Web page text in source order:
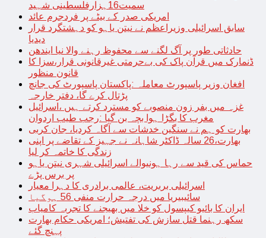
سمیت16ہزارفلسطینی شہید
امریکی صدر کے بیٹے پر فردجرم عائد
سابق اسرائیلی وزیراعظم نے نیتن یاہو کو دہشتگرد قرار
دیدیا
حادثاتی طور پر آگ لگنے سے محفوظ رہنے والا نیا ایندھن
ڈنمارک میں قرآن پاک کی بےحرمتی غیرقانونی قرار،سزا کا
قانون منظور
افغان وزیر پاسپورٹ معاملہ :پاکستان پاسپورٹ کی جانچ
پڑتال کرے گا، دفتر خارجہ
غزہ میں بفر زون منصوبے کو مسترد کرتے ہیں ،اسرائیل
مغرب کا بگڑا ہوا بچہ بن گیا :رجب طیب اردوان
بھارت کو ہم نے سنگین خدشات سے آگاہ کردیا، جان کربی
بھارت،26 سالہ ڈاکٹر شاہانہ نے جہیز کے تقاضے پر اپنی
زندگی کا خاتمہ کر لیا
حماس کی قید سے رہا ہونیوالے اسرائیلی شہری نیتن یاہو
پر برس پڑے
اسرائیلی بربریت، عالمی برادری کا دہرا معیار
سائیبیریا میں درجہ حرارت منفی 56 ہوگیا
ایران کا بائیو کیپسول کو خلا میں بھیجنے کا تجربہ کامیاب
سکھ رہنما قتل سازش کی تفتیش؛ امریکی حکام بھارت
پہنچ گئے